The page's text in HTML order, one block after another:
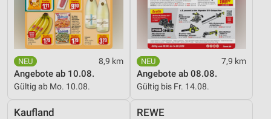
8,9 km
Angebote ab 10.08.
Gültig ab Mo. 10.08.
7,9 km
Angebote ab 08.08.
Gültig bis Fr. 14.08.
Kaufland REWE